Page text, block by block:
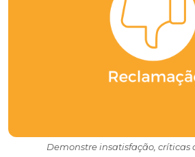
Demonstre insatisfação, críticas